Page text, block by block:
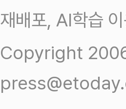
재배포, AI학습
Copyright